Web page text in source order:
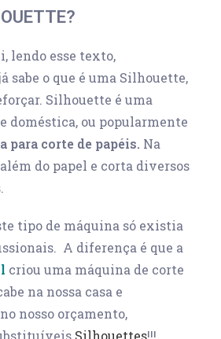
lendo esse texto,
sabe o que é uma Silhouette,
Silhouette é uma
doméstica, ou popularmente
para corte de papéis. Na
do papel e corta diversos
tipo de máquina só existia
A diferença é que a
criou uma máquina de corte
na nossa casa e
nosso orçamento,
Silhouettes!!!